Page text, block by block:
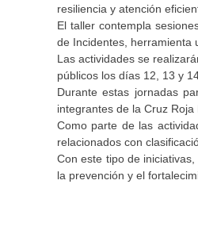
resiliencia y atención
El taller contempla
de Incidentes, herramienta
Las actividades se
públicos los días 12, 13 y
Durante estas jornadas
integrantes de la Cruz Roja
Como parte de las
relacionados con
Con este tipo de
la prevención y el